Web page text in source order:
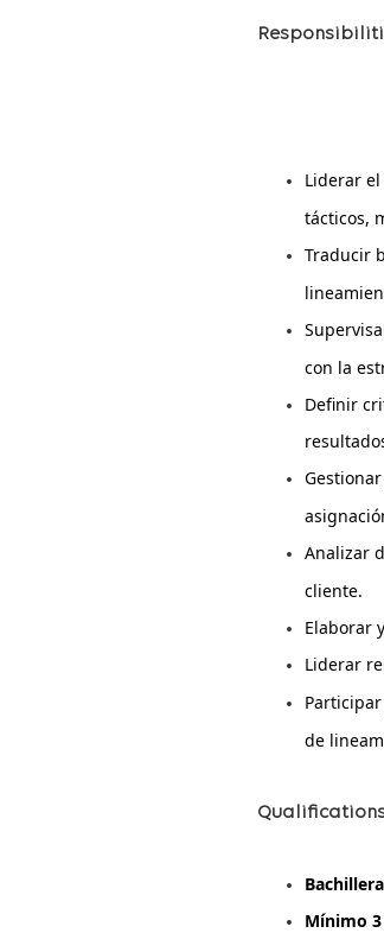
Liderar el
tácticos,
Traducir
con la
Definir
Analizar
cliente.
Elaborar
Liderar
de
Mínimo